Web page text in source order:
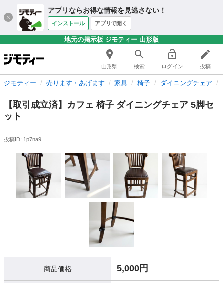
アプリならお得な情報を見逃さない！
インストール アプリで開く
地元の掲示板 ジモティー 山形版
山形県 検索 ログイン 投稿
ジモティー 売ります・あげます 家具 椅子 ダイニングチェア
【取引成立済】カフェ 椅子 ダイニングチェア 5脚セ
ット
投稿ID: 1p7na9
商品価格 5,000円